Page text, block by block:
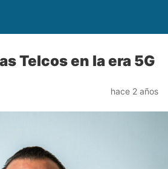
Telcos en la era 5G
hace 2 años